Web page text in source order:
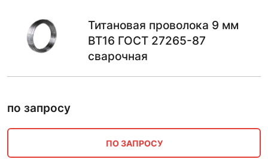
Титановая проволока 9 мм
ВТ16 ГОСТ 27265-87
сварочная
по запросу
ПО ЗАПРОСУ